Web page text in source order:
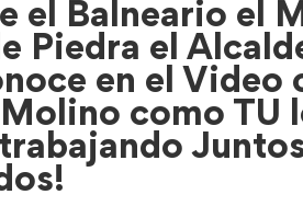
el Balneario el
Piedra el
en el Video
como TU